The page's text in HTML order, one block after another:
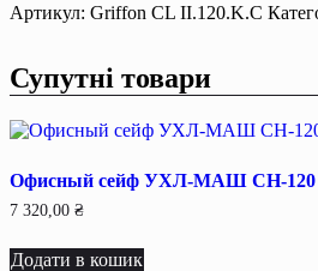
вогневзломостійкий
II.120.K.C,
2
клас,
сейф
злому
та
кількість
Артикул: Griffon CL II.120.K.C
Супутні товари
Офисный сейф УХЛ-МАШ СН-120
7 320,00 ₴
Додати в кошик